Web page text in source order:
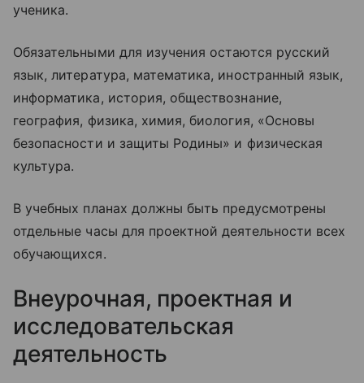
ученика.
Обязательными для изучения остаются русский
язык, литература, математика, иностранный язык,
информатика, история, обществознание,
география, физика, химия, биология, «Основы
безопасности и защиты Родины» и физическая
культура.
В учебных планах должны быть предусмотрены
отдельные часы для проектной деятельности всех
обучающихся.
Внеурочная, проектная и
исследовательская
деятельность